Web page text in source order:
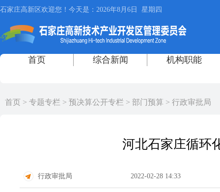
首页 > 专题专栏 > 预决算公开专栏 > 部门预算 > 行政审批局
河北石家庄循环
行政审批局 2022-02-28 14:33